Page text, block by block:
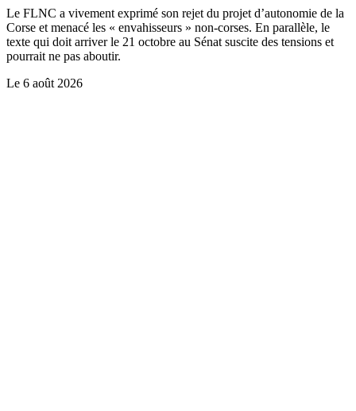
Le FLNC a vivement exprimé son rejet du projet d’autonomie de la
Corse et menacé les « envahisseurs » non-corses. En parallèle, le
texte qui doit arriver le 21 octobre au Sénat suscite des tensions et
pourrait ne pas aboutir.
Le 6 août 2026